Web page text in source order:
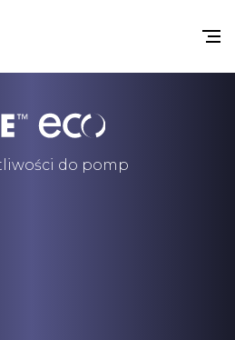
do pomp
Home
Przemienniki